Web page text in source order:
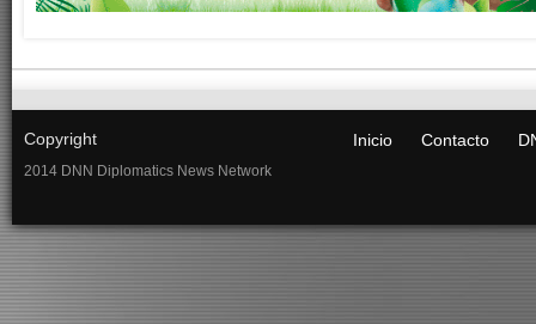
Copyright
2014 DNN Diplomatics News Network
Inicio Contacto